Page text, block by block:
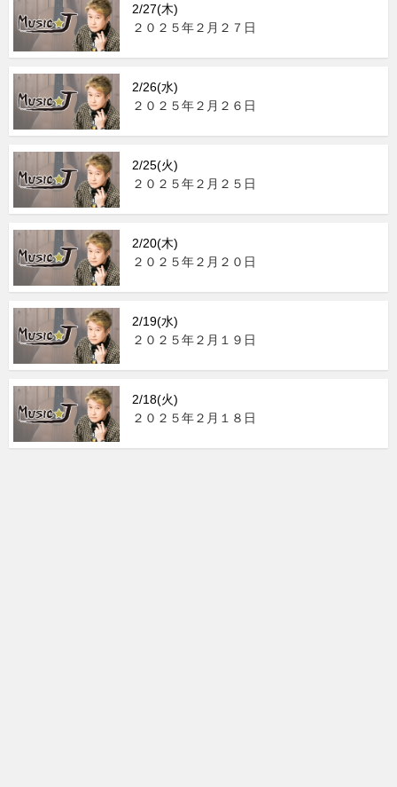
2/27(木)
２０２５年２月２７日
2/26(水)
２０２５年２月２６日
2/25(火)
２０２５年２月２５日
2/20(木)
２０２５年２月２０日
2/19(水)
２０２５年２月１９日
2/18(火)
２０２５年２月１８日